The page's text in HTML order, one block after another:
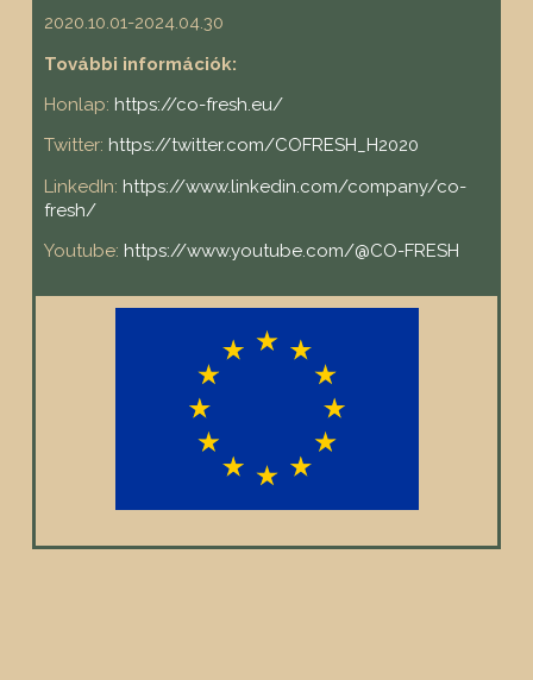
2020.10.01-2024.04.30
További információk:
Honlap: https://co-fresh.eu/
Twitter: https://twitter.com/COFRESH_H2020
LinkedIn: https://www.linkedin.com/company/co-
fresh/
Youtube: https://www.youtube.com/@CO-FRESH